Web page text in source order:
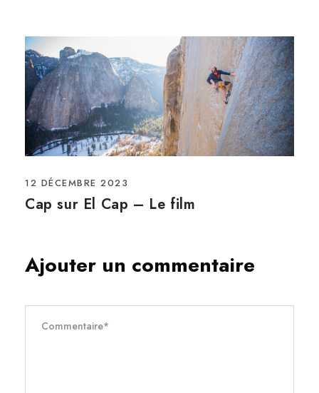
12 DÉCEMBRE 2023
Cap sur El Cap – Le film
Ajouter un commentaire